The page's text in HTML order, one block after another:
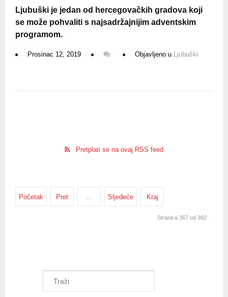
Ljubuški je jedan od hercegovačkih gradova koji
se može pohvaliti s najsadržajnijim adventskim
programom.
Prosinac 12, 2019 Objavljeno u Ljubuški
Pretplati se na ovaj RSS feed
Početak Pret … Sljedeće Kraj
Stranica 367 od 392